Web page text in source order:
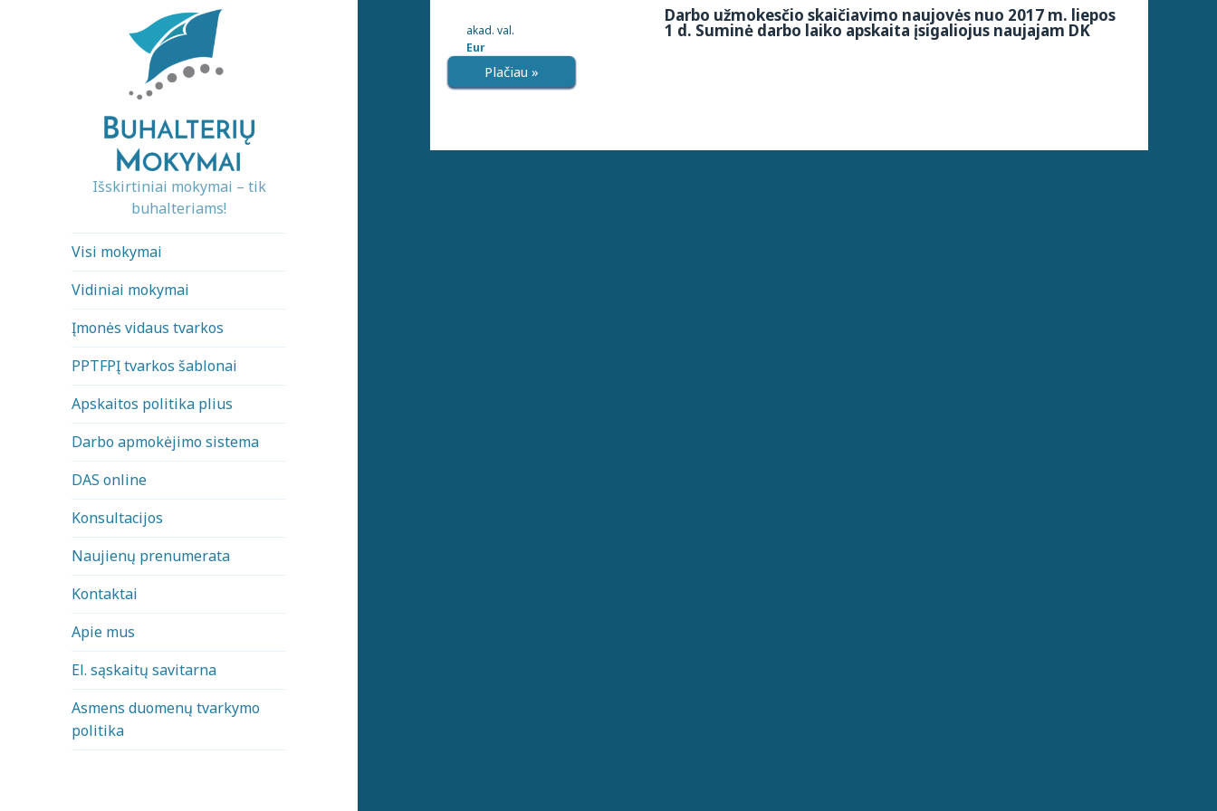
Išskirtiniai mokymai – tik
buhalteriams!
Visi mokymai
Vidiniai mokymai
Įmonės vidaus tvarkos
PPTFPĮ tvarkos šablonai
Apskaitos politika plius
Darbo apmokėjimo sistema
DAS online
Konsultacijos
Naujienų prenumerata
Kontaktai
Apie mus
El. sąskaitų savitarna
Asmens duomenų tvarkymo
politika
Darbo užmokesčio skaičiavimo naujovės nuo 2017 m. liepos
1 d. Suminė darbo laiko apskaita įsigaliojus naujajam DK
akad. val.
Eur
Plačiau »